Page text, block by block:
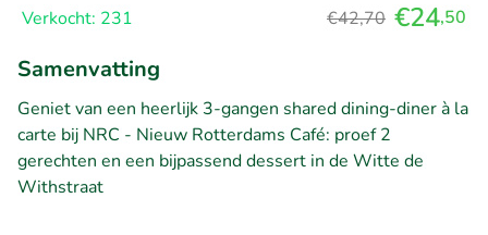
Verkocht: 231 €42,70 €24,50
Samenvatting
Geniet van een heerlijk 3-gangen shared dining-diner à la
carte bij NRC - Nieuw Rotterdams Café: proef 2
gerechten en een bijpassend dessert in de Witte de
Withstraat